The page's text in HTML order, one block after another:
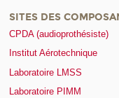
SITES DES
CPDA (audioprothésiste)
Institut Aérotechnique
Laboratoire LMSS
Laboratoire PIMM